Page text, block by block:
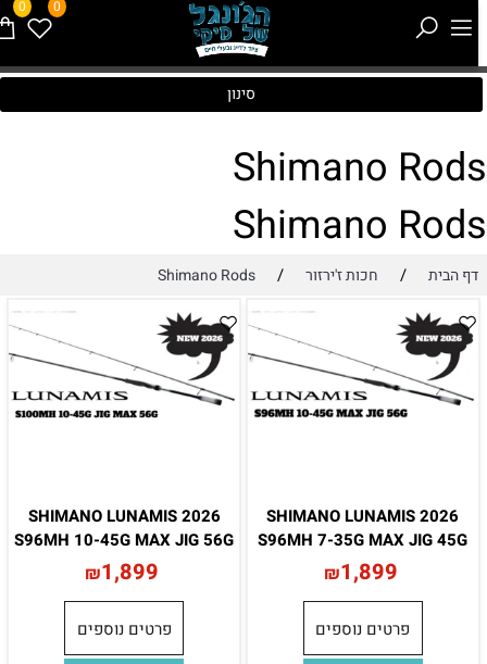
0 0
סינון
Shimano
Shimano
דף הבית / חכות ז'ירזור /
Shimano Rods
SHIMANO LUNAMIS 2026
S96MH 7-35G MAX JIG 45G
₪1,899
פרטים נוספים
SHIMANO LUNAMIS 2026
S96MH 10-45G MAX JIG 56G
₪1,899
פרטים נוספים